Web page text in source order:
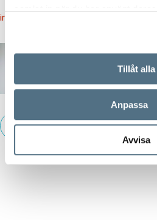
samlat in när du har använt
Tillåt alla
Anpassa
Avvisa
info@spraktidningen.se